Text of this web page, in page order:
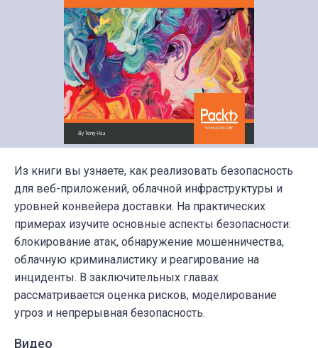
Из книги вы узнаете, как реализовать безопасность
для веб-приложений, облачной инфраструктуры и
уровней конвейера доставки. На практических
примерах изучите основные аспекты безопасности:
блокирование атак, обнаружение мошенничества,
облачную криминалистику и реагирование на
инциденты. В заключительных главах
рассматривается оценка рисков, моделирование
угроз и непрерывная безопасность.
Видео